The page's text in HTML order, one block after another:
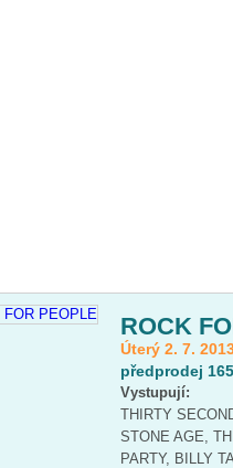
ROCK
Úterý 2. 7.
předprodej
Vystupují:
THIRTY
STONE AGE,
PARTY, BILLY